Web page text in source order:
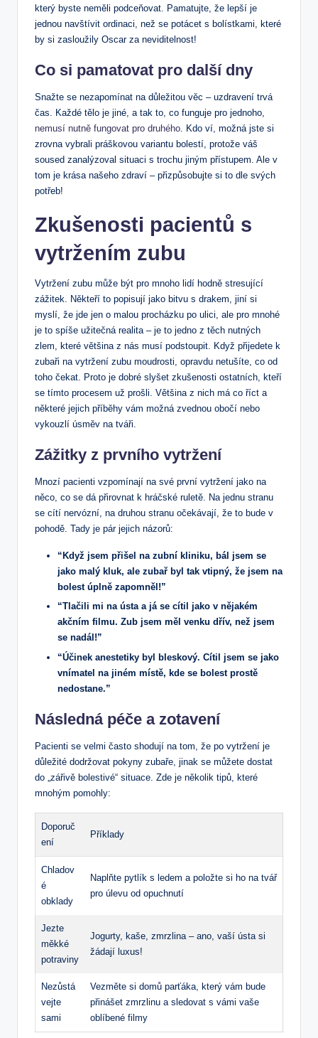
který byste neměli ‌podceňovat.⁤ Pamatujte, že lepší je
jednou navštívit ordinaci,⁣ než se potácet s bolístkami, které
by si zasloužily Oscar za​ neviditelnost!
Co si pamatovat pro další dny
Snažte⁤ se nezapomínat na důležitou​ věc – uzdravení trvá
čas. Každé tělo je jiné, a tak to, co funguje⁤ pro jednoho,‍
nemusí nutně fungovat pro druhého. Kdo ví,‌ možná jste si
zrovna vybrali práškovou variantu bolestí, protože váš
⁣soused zanalýzoval situaci s trochu ⁤jiným ⁣přístupem. Ale v
tom je krása našeho zdraví – přizpůsobujte si to dle svých
⁢potřeb!
Zkušenosti ⁢pacientů s
vytržením zubu
Vytržení zubu může být pro mnoho lidí hodně stresující
zážitek. Někteří to popisují jako bitvu s drakem, jiní si
myslí, že‌ jde jen o malou procházku‌ po ulici, ale pro mnohé
je to spíše užitečná realita – je to jedno z těch nutných
zlem, které většina z nás musí podstoupit. Když přijedete k
zubaři na⁣ vytržení zubu moudrosti, opravdu​ netušíte, co od
toho čekat. Proto je ‌dobré ‌slyšet zkušenosti ostatních, kteří
se tímto procesem ‍už prošli. Většina z nich má co říct a
některé jejich příběhy vám možná zvednou obočí nebo
vykouzlí ⁤úsměv na ⁣tváři.
Zážitky z prvního vytržení
Mnozí pacienti vzpomínají na své první vytržení jako na
něco, ⁣co se dá přirovnat‍ k hráčské ruletě. Na jednu stranu
se cítí nervózní, na druhou stranu očekávají, že to bude v
pohodě. Tady je pár jejich⁢ názorů:
“Když jsem přišel na⁣ zubní kliniku, bál jsem se
jako malý kluk, ale zubař byl tak​ vtipný, že jsem na
⁤bolest úplně zapomněl!”
“Tlačili mi na ⁤ústa a já se cítil jako v nějakém
akčním filmu. Zub jsem měl venku​ dřív, než jsem
se nadál!”
“Účinek anestetiky byl bleskový. Cítil jsem se jako
vnímatel na jiném místě, kde se bolest ⁣prostě
nedostane.”
Následná péče ⁢a zotavení
Pacienti se velmi často shodují na tom, že⁢ po vytržení je
důležité dodržovat⁣ pokyny zubaře, jinak se můžete dostat
do „zářivě ⁣bolestivé“ situace.​ Zde je několik⁤ tipů, které
mnohým pomohly:
Doporuč
ení
Příklady
Chladov
é
obklady
Naplňte pytlík s ledem ‍a položte si ho ‍na⁢ tvář
pro úlevu od opuchnutí
Jezte
měkké
potraviny
Jogurty, kaše, zmrzlina – ano, vaší ústa si
⁤žádají luxus!
Nezůstá
vejte​
sami
Vezměte si domů parťáka, který vám bude
přinášet zmrzlinu a sledovat s vámi vaše
‍oblíbené filmy